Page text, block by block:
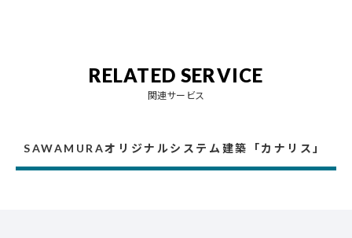
RELATED SERVICE
関連サービス
SAWAMURAオリジナルシステム建築「カナリス」